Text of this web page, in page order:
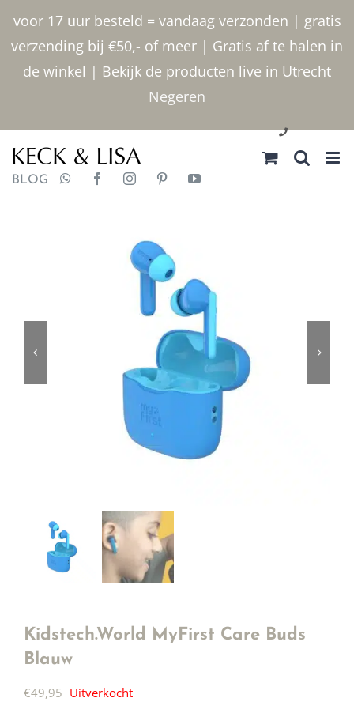
voor 17 uur besteld = vandaag verzonden | gratis
verzending bij €50,- of meer | Gratis af te halen in
de winkel | Bekijk de producten live in Utrecht
Negeren
inhoud
030 2400000
BLOG
Kidstech.World MyFirst Care Buds
Blauw
€49,95 Uitverkocht